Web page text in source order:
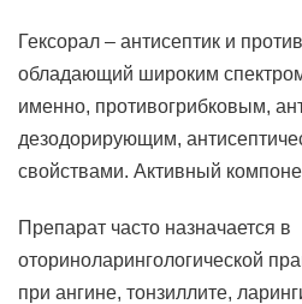
Гексорал – антисептик и
обладающий широким
именно, противогрибковым,
дезодорирующим,
свойствами. Активный
Препарат часто назначается в
оториноларингологической
при ангине, тонзиллите,